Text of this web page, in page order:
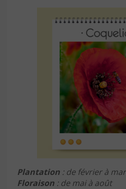
Plantation : de février à
Floraison : de mai à août